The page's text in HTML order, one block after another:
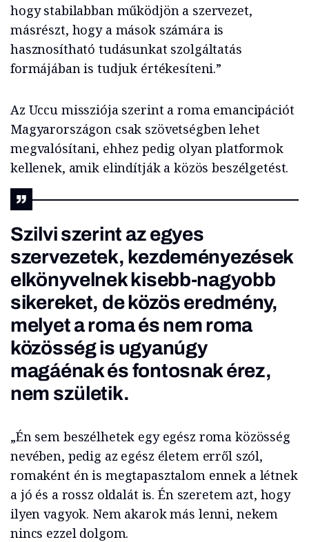
hogy stabilabban működjön a szervezet,
másrészt, hogy a mások számára is
hasznosítható tudásunkat szolgáltatás
formájában is tudjuk értékesíteni.”
Az Uccu missziója szerint a roma emancipációt
Magyarországon csak szövetségben lehet
megvalósítani, ehhez pedig olyan platformok
kellenek, amik elindítják a közös beszélgetést.
Szilvi szerint az egyes
szervezetek, kezdeményezések
elkönyvelnek kisebb-nagyobb
sikereket, de közös eredmény,
melyet a roma és nem roma
közösség is ugyanúgy
magáénak és fontosnak érez,
nem születik.
„Én sem beszélhetek egy egész roma közösség
nevében, pedig az egész életem erről szól,
romaként én is megtapasztalom ennek a létnek
a jó és a rossz oldalát is. Én szeretem azt, hogy
ilyen vagyok. Nem akarok más lenni, nekem
nincs ezzel dolgom.